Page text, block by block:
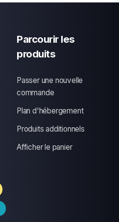
Parcourir les
produits
Passer une nouvelle
commande
Plan d'hébergement
Produits additionnels
Afficher le panier